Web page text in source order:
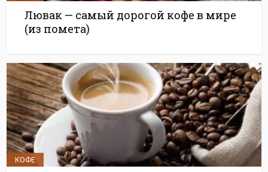
Лювак — самый дорогой кофе в мире
(из помета)
КОФЕ